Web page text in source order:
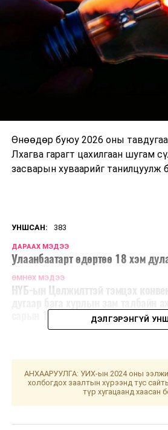
Өнөөдөр буюу 2026 оны
Лхагва гарагт цахилгаан шугам
засварын хуваарийг танилцуулж
УНШСАН: 383
ДАРААХ МЭДЭЭ
Улаанбаатарт өдөртөө 18 хэм
ӨМНӨХ МЭДЭЭ
НҮБ-ын Цөлжилттэй тэмцэх
сарын 1-нд дууснаДЭЛГЭРЭНГҮЙ
АНХААРУУЛГА: УИХ-ын 2024 оны
холбогдох заалтын хүрээнд тус
түр хугацаанд хаасан